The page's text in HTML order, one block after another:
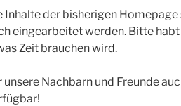
Inhalte der bisherigen
eingearbeitet werden. Bitte
Zeit brauchen wird.
unsere Nachbarn und Freunde